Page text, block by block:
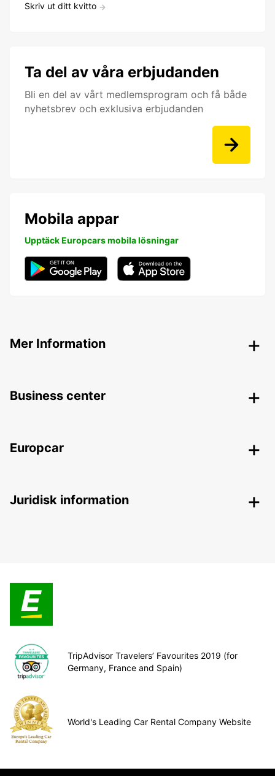
Skriv ut ditt kvitto
Ta del av våra erbjudanden
Bli en del av vårt medlemsprogram och få både
nyhetsbrev och exklusiva erbjudanden
Mobila appar
Upptäck Europcars mobila lösningar
Mer Information
Business center
Europcar
Juridisk information
TripAdvisor Travelers’ Favourites 2019 (for
Germany, France and Spain)
World's Leading Car Rental Company Website